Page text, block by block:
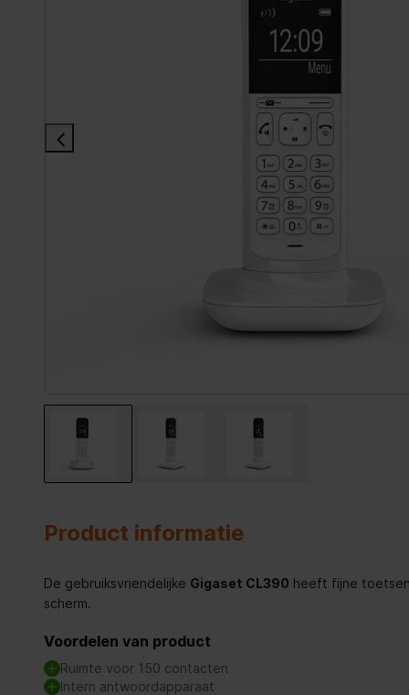
Product informatie
De gebruiksvriendelijke Gigaset CL390 heeft fijne
scherm.
Voordelen van product
Ruimte voor 150 contacten
Intern antwoordapparaat